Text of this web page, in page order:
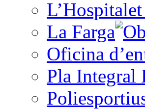
La Farga
Oficina
Pla Integral